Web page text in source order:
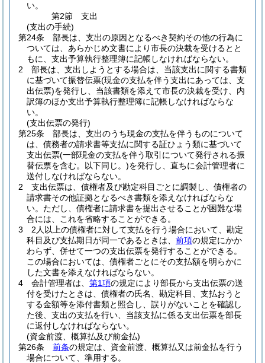
い。
第2節
支出
(支出の手続)
第24条
部長は、支出の原因となるべき契約その他の行為に
ついては、あらかじめ文書により市長の決裁を受けるとと
もに、支出予算執行整理簿に記帳しなければならない。
2
部長は、支出しようとする場合は、当該支出に関する書類
に基づいて振替伝票(現金の支払を伴う支出にあっては、支
出伝票)を発行し、当該書類を添えて市長の決裁を受け、内
訳簿のほか支出予算執行整理簿に記帳しなければならな
い。
(支出伝票の発行)
第25条
部長は、支出のうち現金の支払を伴うものについて
は、債務者の請求書等支払に関する証ひょう類に基づいて
支出伝票(一部現金の支払を伴う取引について発行される振
替伝票を含む。以下同じ。)を発行し、直ちに会計管理者に
送付しなければならない。
2
支出伝票は、債権者及び勘定科目ごとに調製し、債権者の
請求書その他証拠となるべき書類を添えなければならな
い。 ただし、債権者に請求書を提出させることが困難な場
合には、これを省略することができる。
3
2人以上の債権者に対して支払を行う場合において、勘定
科目及び支払期日が同一であるときは、 前項の規定にかか
わらず、併せて一つの支出伝票を発行することができる。
この場合においては、債権者ごとにその支払額を明らかに
した文書を添えなければならない。
4
会計管理者は、 第1項の規定により部長から支出伝票の送
付を受けたときは、債権者の氏名、勘定科目、支払おうと
する金額等を添付書類と照合し、誤りがないことを確認し
た後、支出の支払を行い、当該支払に係る支出伝票を部長
に返付しなければならない。
(資金前渡、概算払及び前金払)
第26条
前条の規定は、資金前渡、概算払又は前金払を行う
場合について、準用する。